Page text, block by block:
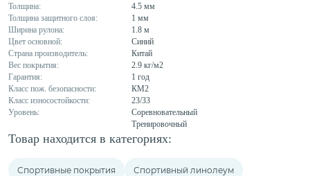
Толщина:
4.5 мм
Толщина защитного слоя:
1 мм
Ширина рулона:
1.8 м
Цвет основной:
Синий
Страна производитель:
Китай
Вес покрытия:
2.9 кг/м2
Гарантия:
1 год
Класс пож. безопасности:
КМ2
Класс износостойкости:
23/33
Уровень:
Соревновательный
Тренировочный
Товар находится в категориях:
Спортивные покрытия Спортивный линолеум